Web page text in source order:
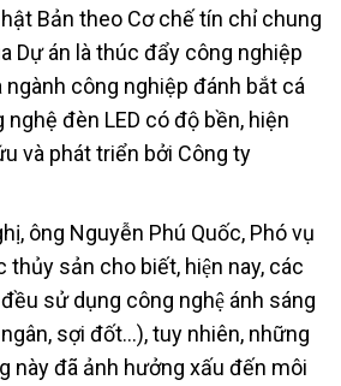
Bản theo Cơ chế tín chỉ chung
Dự án là thúc đẩy công nghiệp
ngành công nghiệp đánh bắt cá
đèn LED có độ bền, hiện
và phát triển bởi Công ty
ông Nguyễn Phú Quốc, Phó vụ
thủy sản cho biết, hiện nay, các
sử dụng công nghệ ánh sáng
sợi đốt…), tuy nhiên, những
này đã ảnh hưởng xấu đến môi